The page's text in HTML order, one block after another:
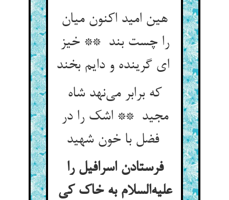
هین امید اکنون میان
را چست بند ** خیز
ای گرینده و دایم بخند
که برابر می‌نهد شاه
مجید ** اشک را در
فضل با خون شهید
فرستادن اسرافیل را
علیه‌السلام به خاک کی